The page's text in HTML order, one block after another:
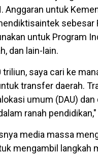
Anggaran untuk
sebesar
untuk Program
dan lain-lain.
saya cari ke
transfer daerah.
umum (DAU) dan
ranah
media massa
mengambil langkah